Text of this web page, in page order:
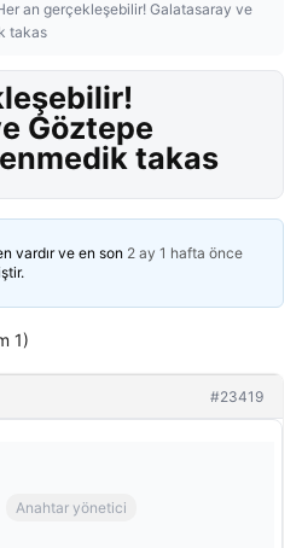
an gerçekleşebilir! Galatasaray ve
takas
Göztepe
takas
vardır ve en son 2 ay 1 hafta önce
1)
#23419
Anahtar yönetici